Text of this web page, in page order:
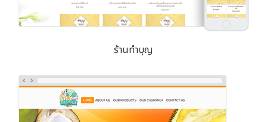
ร้านทำบุญ